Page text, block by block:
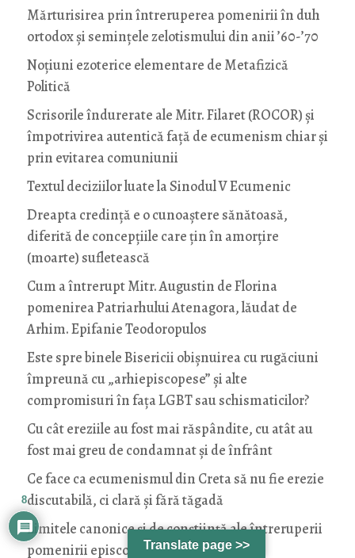
Mărturisirea prin întreruperea pomenirii în duh
ortodox și semințele zelotismului din anii ’60-’70
Noţiuni ezoterice elementare de Metafizică
Politică
Scrisorile îndurerate ale Mitr. Filaret (ROCOR) și
împotrivirea autentică față de ecumenism chiar și
prin evitarea comuniunii
Textul deciziilor luate la Sinodul V Ecumenic
Dreapta credință e o cunoaștere sănătoasă,
diferită de concepțiile care țin în amorțire
(moarte) sufletească
Cum a întrerupt Mitr. Augustin de Florina
pomenirea Patriarhului Atenagora, lăudat de
Arhim. Epifanie Teodoropulos
Este spre binele Bisericii obișnuirea cu rugăciuni
împreună cu „arhiepiscopese” și alte
compromisuri în fața LGBT sau schismaticilor?
Cu cât ereziile au fost mai răspândite, cu atât au
fost mai greu de condamnat și de înfrânt
Ce face ca ecumenismul din Creta să nu fie erezie
discutabilă, ci clară și fără tăgadă
Limitele canonice și de conștiință ale întreruperii
pomenirii episcopului (AUDIO)
Translate page >>
8